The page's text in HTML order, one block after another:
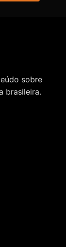
sobre
brasileira.